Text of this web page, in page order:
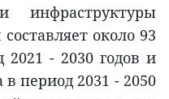
инфраструктуры
около 93
2021 - 2030 годов и
в период 2031 - 2050